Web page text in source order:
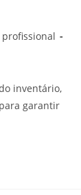
inventário,
garantir